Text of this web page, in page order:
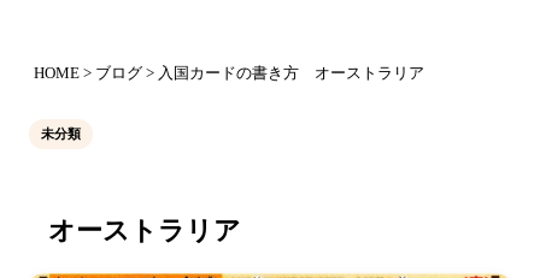
HOME > ブログ > 入国カードの書き方 オーストラリア
未分類
オーストラリア